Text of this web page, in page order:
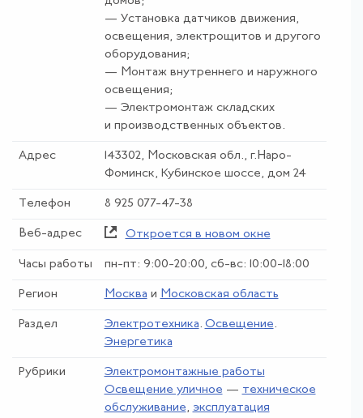
— Установка датчиков движения,
освещения, электрощитов и другого
оборудования;
— Монтаж внутреннего и наружного
освещения;
— Электромонтаж складских
и производственных объектов.
Адрес
143302, Московская обл., г.Наро-
Фоминск, Кубинское шоссе, дом 24
Телефон 8 925 077-47-38
Веб-адрес Откроется в новом окне
Часы работы пн-пт: 9:00-20:00, сб-вс: 10:00-18:00
Регион Москва и Московская область
Раздел Электротехника. Освещение.
Энергетика
Рубрики
Электромонтажные работы
Освещение уличное — техническое
обслуживание, эксплуатация